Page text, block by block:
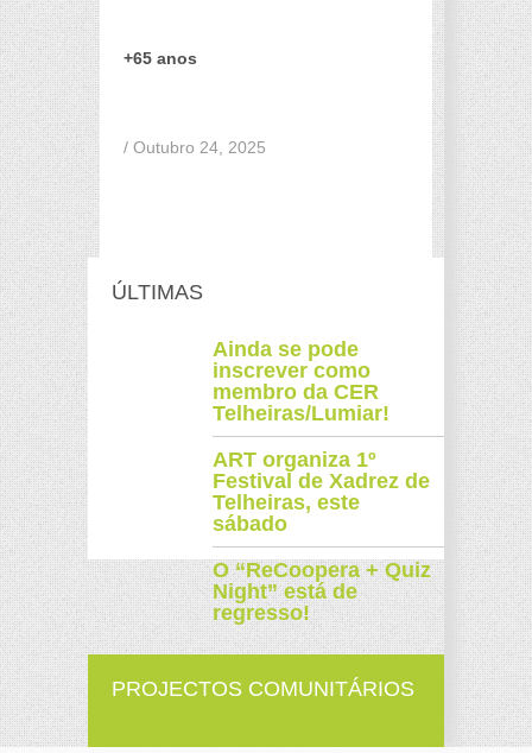
+65 anos
/ Outubro 24, 2025
ÚLTIMAS
Ainda se pode
inscrever como
membro da CER
Telheiras/Lumiar!
ART organiza 1º
Festival de Xadrez de
Telheiras, este
sábado
O “ReCoopera + Quiz
Night” está de
regresso!
PROJECTOS COMUNITÁRIOS